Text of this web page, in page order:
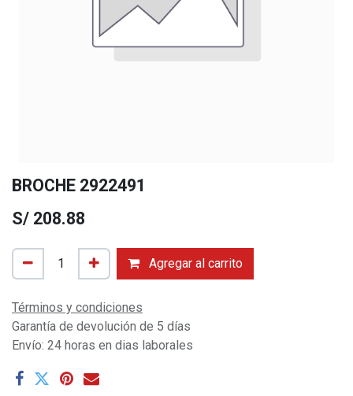
BROCHE 2922491
S/ 208.88
Agregar al carrito
Términos y condiciones
Garantía de devolución de 5 días
Envío: 24 horas en dias laborales